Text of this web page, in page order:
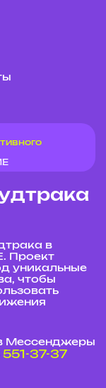
в
Проект
уникальные
чтобы
Мессенджеры
37-37